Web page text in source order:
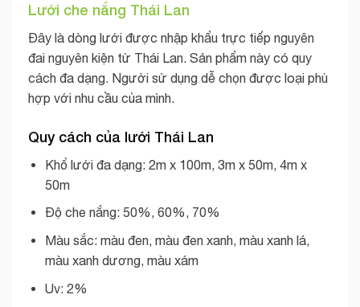
Lưới che nắng Thái Lan
Đây là dòng lưới được nhập khẩu trực tiếp nguyên
đai nguyên kiện từ Thái Lan. Sản phẩm này có quy
cách đa dạng. Người sử dụng dễ chọn được loại phù
hợp với nhu cầu của mình.
Quy cách của lưới Thái Lan
Khổ lưới đa dạng: 2m x 100m, 3m x 50m, 4m x
50m
Độ che nắng: 50%, 60%, 70%
Màu sắc: màu đen, màu đen xanh, màu xanh lá,
màu xanh dương, màu xám
Uv: 2%